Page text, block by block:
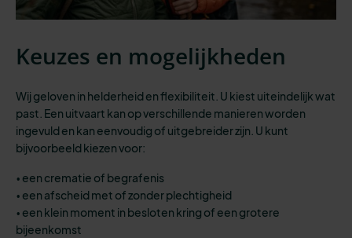
Keuzes en mogelijkheden
Wij geloven in helderheid en flexibiliteit. U kiest uiteindelijk wat
past. Een uitvaart kan op verschillende manieren worden
ingevuld en kan eenvoudig of uitgebreider zijn. U kunt
bijvoorbeeld kiezen voor:
• een crematie of begrafenis
• een afscheid met of zonder plechtigheid
• een klein moment in besloten kring of een grotere
bijeenkomst